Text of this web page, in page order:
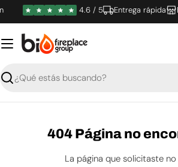
Saltar
al
contenido
4.6 / 5 Entrega rápida
Buscar
404 Página no
La página que solicitaste no